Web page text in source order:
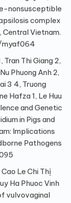
nonsusceptible
complex
Central Vietnam.
myaf064
Tran Thi Giang 2,
Phuong Anh 2,
3 4, Truong
Hafza 1, Le Huu
and Genetic
in Pigs and
Implications
Pathogens
Le Chi Thị
Ha Phuoc Vinh
vulvovaginal